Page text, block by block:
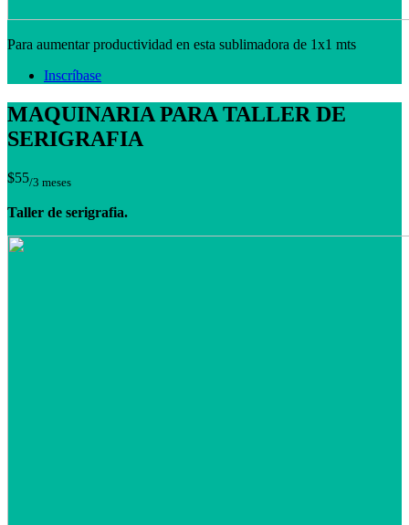
Para aumentar productividad en esta sublimadora de 1x1 mts
Inscríbase
MAQUINARIA PARA TALLER DE
SERIGRAFIA
$55/3 meses
Taller de serigrafia.